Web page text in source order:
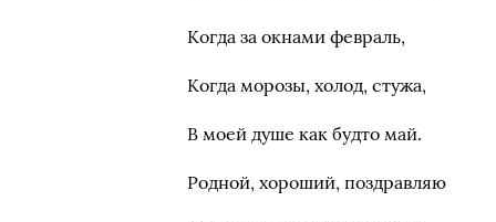
Когда за окнами февраль,
Когда морозы, холод, стужа,
В моей душе как будто май.
Родной, хороший, поздравляю